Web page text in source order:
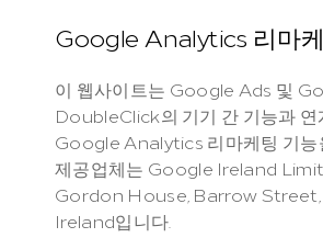
Google Analytics 리마
이 웹사이트는 Google Ads 및
DoubleClick의 기기 간 기능과 연
Google Analytics 리마케팅 기능
제공업체는 Google Ireland
Gordon House, Barrow Street,
Ireland입니다.